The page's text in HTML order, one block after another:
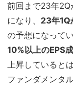
前回まで23年2Q
になり、 23年1Q
の予想になって
10%以上のEPS
上昇していると
ファンダメンタ